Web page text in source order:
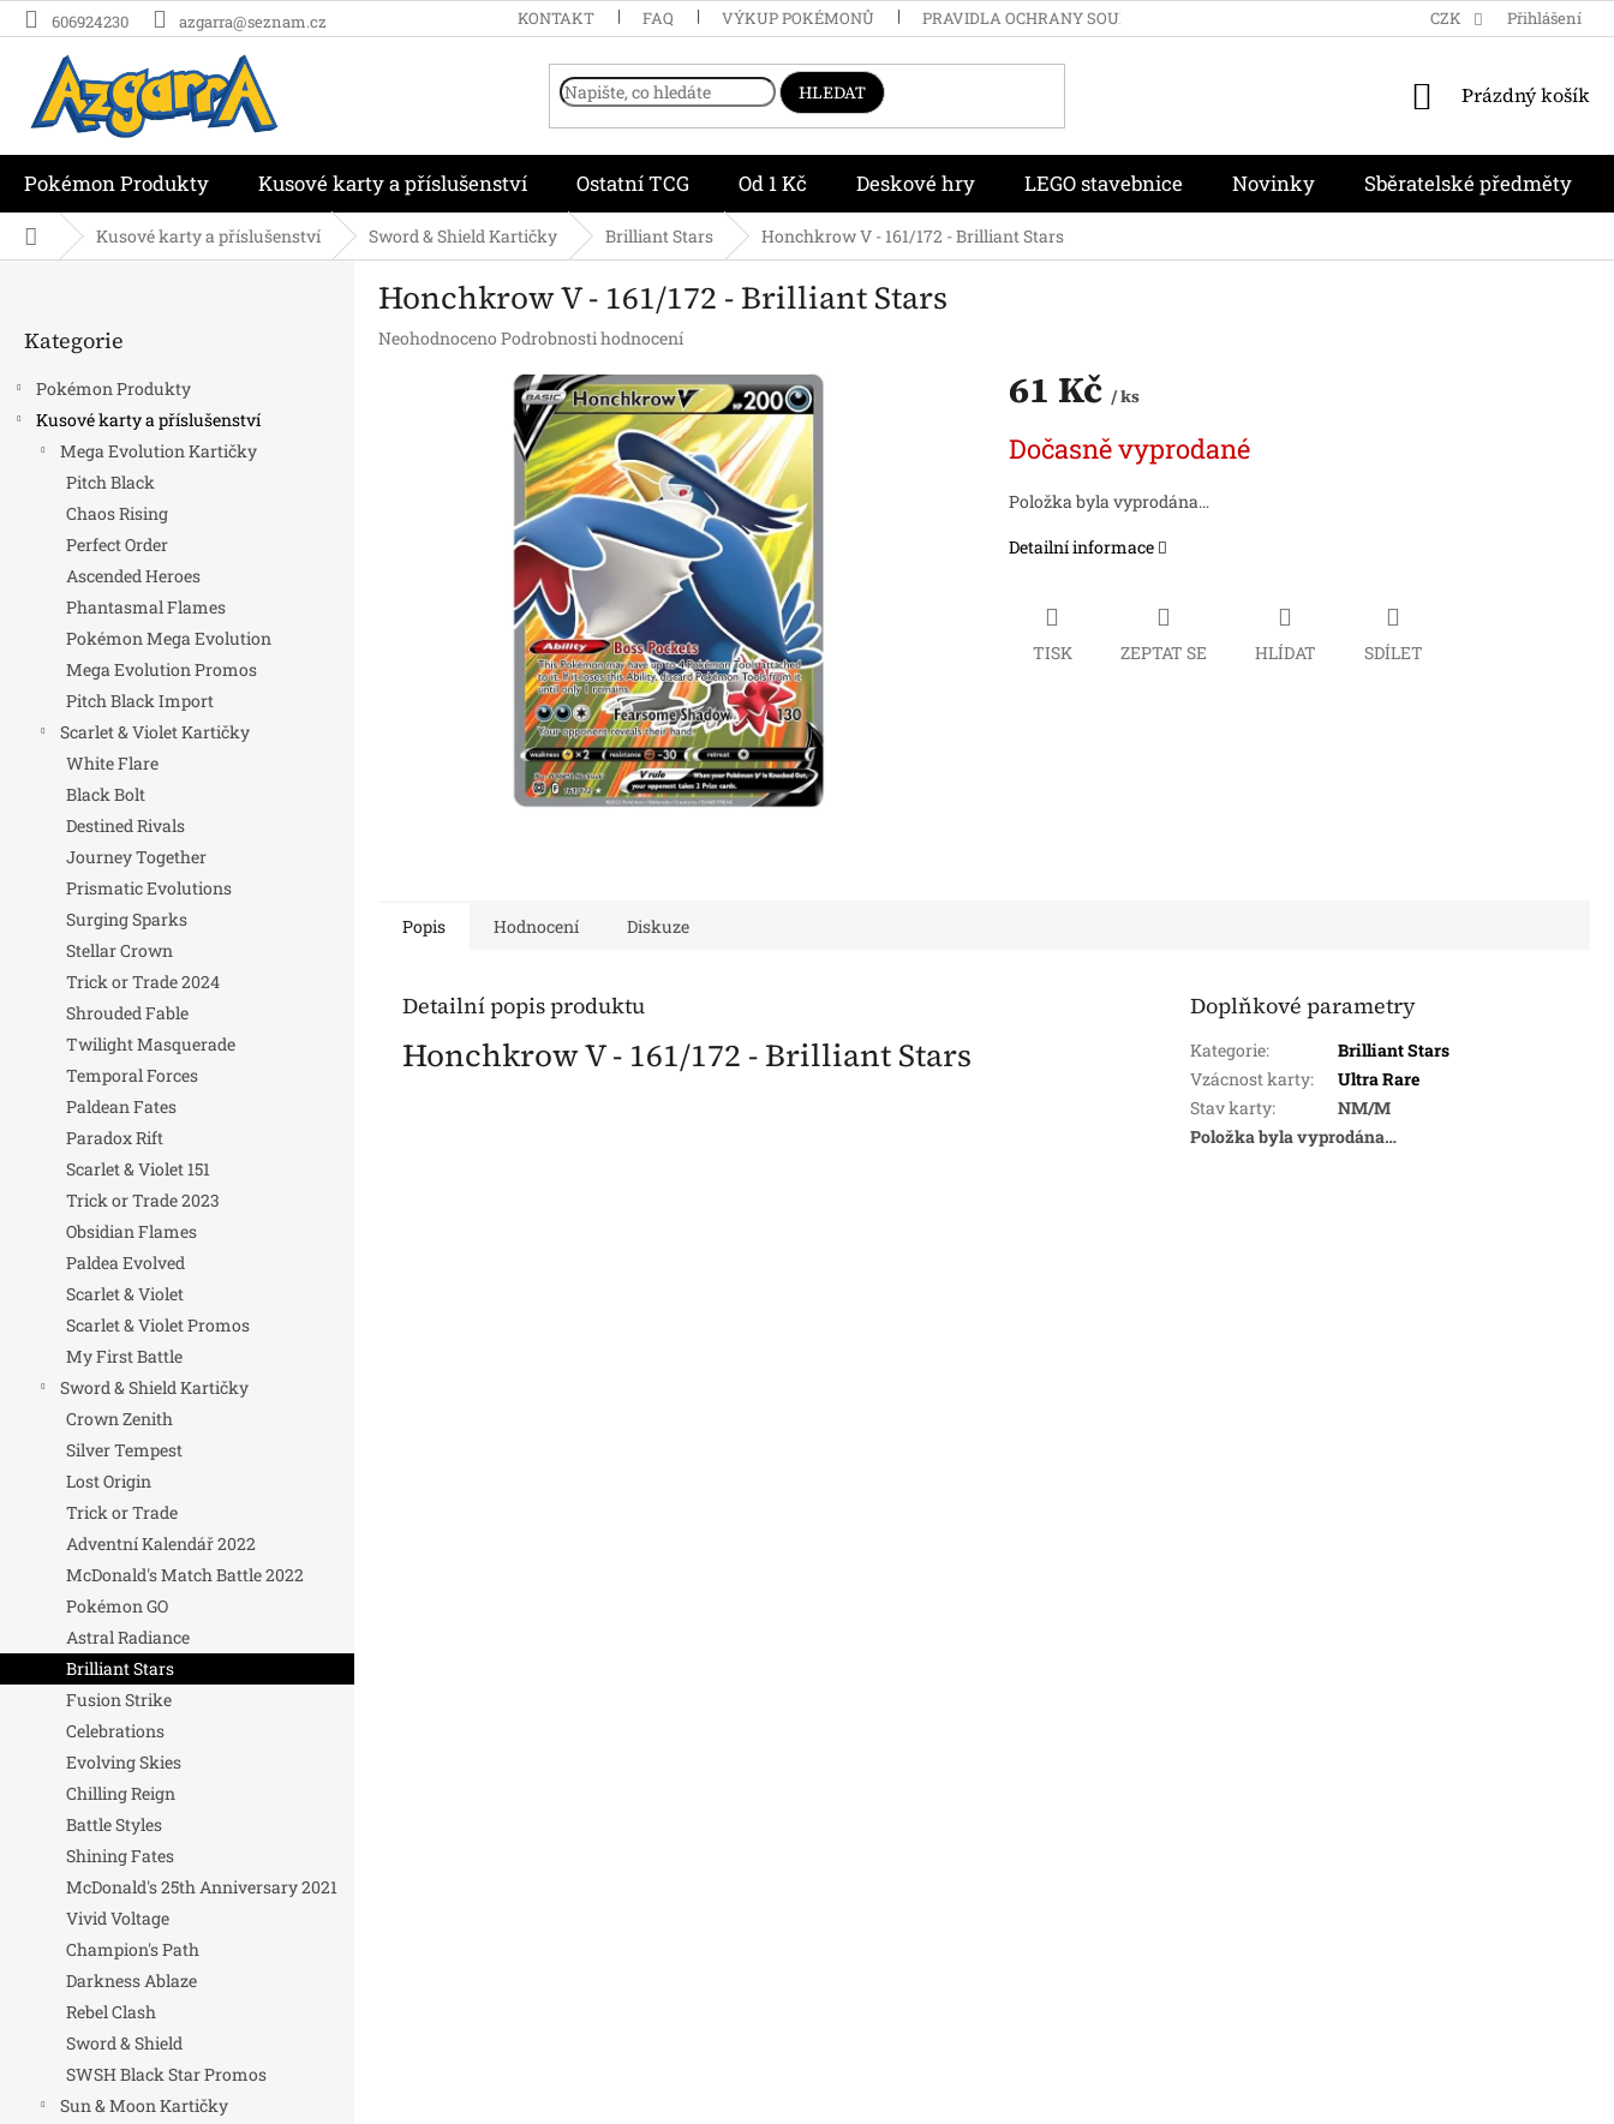
Přejít
na
606924230 azgarra@seznam.cz KONTAKT FAQ VÝKUP POKÉMONŮ PRAVIDLA OCHRANY SOUKROMÍ MOJE OBJEDNÁVKA
CZK Přihlášení
HLEDAT
NÁKUPNÍ
Prázdný košík
Pokémon Produkty Kusové karty a příslušenství Ostatní TCG Od 1 Kč Deskové hry LEGO stavebnice Novinky Sběratelské předměty
Domů Kusové karty a příslušenství Sword & Shield Kartičky Brilliant Stars Honchkrow V - 161/172 - Brilliant Stars
kategorie
Kategorie
Pokémon Produkty
Kusové karty a příslušenství
Mega Evolution Kartičky
Pitch Black
Chaos Rising
Perfect Order
Ascended Heroes
Phantasmal Flames
Pokémon Mega Evolution
Mega Evolution Promos
Pitch Black Import
Scarlet & Violet Kartičky
White Flare
Black Bolt
Destined Rivals
Journey Together
Prismatic Evolutions
Surging Sparks
Stellar Crown
Trick or Trade 2024
Shrouded Fable
Twilight Masquerade
Temporal Forces
Paldean Fates
Paradox Rift
Scarlet & Violet 151
Trick or Trade 2023
Obsidian Flames
Paldea Evolved
Scarlet & Violet
Scarlet & Violet Promos
My First Battle
Sword & Shield Kartičky
Crown Zenith
Silver Tempest
Lost Origin
Trick or Trade
Adventní Kalendář 2022
McDonald's Match Battle 2022
Pokémon GO
Astral Radiance
Brilliant Stars
Fusion Strike
Celebrations
Evolving Skies
Chilling Reign
Battle Styles
Shining Fates
McDonald's 25th Anniversary 2021
Vivid Voltage
Champion's Path
Darkness Ablaze
Rebel Clash
Sword & Shield
SWSH Black Star Promos
Sun & Moon Kartičky
Honchkrow V - 161/172 - Brilliant Stars
Průměrné
Neohodnoceno Podrobnosti hodnocení
61 Kč / ks
cena:
Dočasně vyprodané
Položka byla vyprodána…
Detailní informace
TISK ZEPTAT SE HLÍDAT SDÍLET
Popis Hodnocení Diskuze
Detailní popis produktu
Honchkrow V - 161/172 - Brilliant Stars
Doplňkové parametry
Kategorie:
Brilliant Stars
Vzácnost karty:
Ultra Rare
Stav karty:
NM/M
Položka byla vyprodána…